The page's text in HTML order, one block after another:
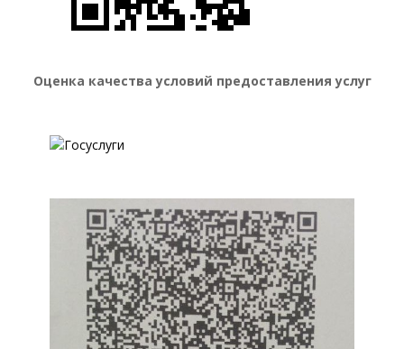
Оценка качества условий предоставления услуг